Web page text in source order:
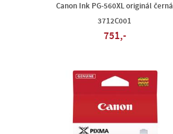
Canon Ink PG-560XL originál černá
3712C001
751,-